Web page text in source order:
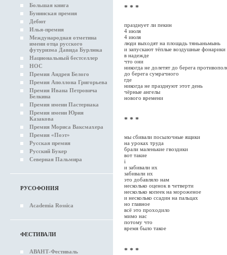
Большая книга
Бунинская премия
Дебют
Илья-премия
Международная отметина
имени отца русского
футуризма Давида Бурлюка
Национальный бестселлер
НОС
Премия Андрея Белого
Премия Аполлона Григорьева
Премия Ивана Петровича
Белкина
Премия имени Пастернака
Премия имени Юрия
Казакова
Премия Мориса Ваксмахера
Премия «Поэт»
Русская премия
Русский Букер
Северная Пальмира
РУСОФОНИЯ
Academia Rossica
ФЕСТИВАЛИ
АВАНТ-Фестиваль
* * *
празднует ли пекин
4 июля
4 июля
люди выходят на площадь тяньаньмынь
и запускают тёплые воздушные фонарики
в надежде
что они
никогда не долетят до берега
до берега сумрачного
где
никогда не празднуют этот день
чёрные ангелы
нового времени
* * *
мы сбивали посылочные ящики
на уроках труда
брали маленькие гвоздики
вот такие
і
и забивали их
забивали их
это добавляло нам
несколько оценок в четверти
несколько копеек на мороженое
и несколько ссадин на пальцах
но главное
всё это проходило
мимо нас
потому что
время было такое
* * *